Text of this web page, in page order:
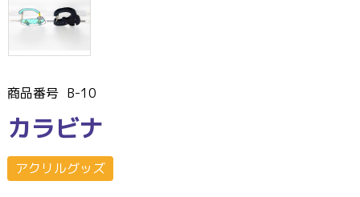
商品番号 B-10
カラビナ
アクリルグッズ